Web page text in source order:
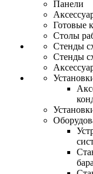
Панели
Готовые
Столы
Стенды
Стенды